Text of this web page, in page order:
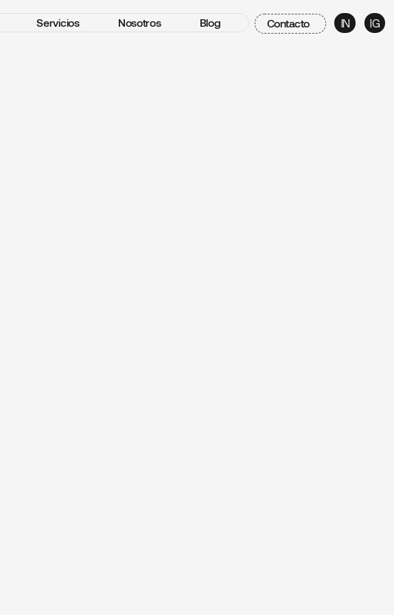
Servicios Nosotros Blog Contacto IN IG